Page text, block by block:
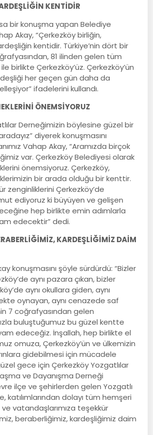
KENTİDİR
bir konuşma yapan Belediye
Akay, “Çerkezköy birliğin,
kentidir. Türkiye’nin dört bir
81 ilinden gelen tüm
birlikte Çerkezköy’üz. Çerkezköy’ün
her geçen gün daha da
ifadelerini kullandı.
ÖNEMSİYORUZ
Derneğimizin böylesine güzel bir
diyerek konuşmasını
Vahap Akay, “Aramızda birçok
var. Çerkezköy Belediyesi olarak
önemsiyoruz. Çerkezköy,
bir arada olduğu bir kenttir.
zenginliklerini Çerkezköy’de
ediyoruz ki büyüyen ve gelişen
hep birlikte emin adımlarla
edecektir” dedi.
KARDEŞLİĞİMİZ DAİM
konuşmasını şöyle sürdürdü: “Bizler
aynı pazara çıkan, bizler
aynı okullara giden, aynı
oynayan, aynı cenazede saf
7 coğrafyasından gelen
buluştuğumuz bu güzel kentte
edeceğiz. İnşallah, hep birlikte el
omuza, Çerkezköy’ün ve ülkemizin
gidebilmesi için mücadele
gece için Çerkezköy Yozgatlılar
ve Dayanışma Derneği
ilçe ve şehirlerden gelen Yozgatlı
katılımlarından dolayı tüm hemşeri
vatandaşlarımıza teşekkür
beraberliğimiz, kardeşliğimiz daim